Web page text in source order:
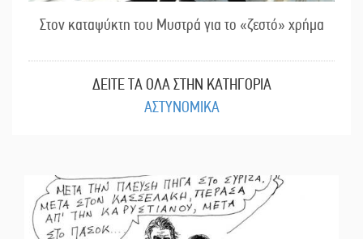
Στον καταψύκτη του Μυστρά για το «ζεστό» χρήμα
ΔΕΙΤΕ ΤΑ ΟΛΑ ΣΤΗΝ ΚΑΤΗΓΟΡΙΑ
ΑΣΤΥΝΟΜΙΚΑ